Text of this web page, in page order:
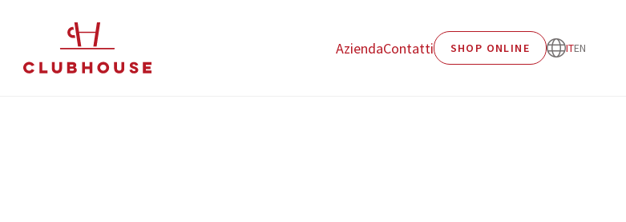
AziendaContatti SHOP ONLINE ITEN